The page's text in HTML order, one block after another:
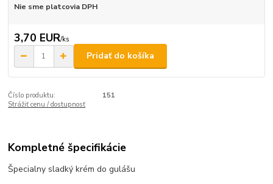
Nie sme platcovia DPH
3,70 EUR/ks
Pridať do košíka
Číslo produktu:
151
Strážiť cenu / dostupnosť
Kompletné špecifikácie
Špecialny sladký krém do gulášu